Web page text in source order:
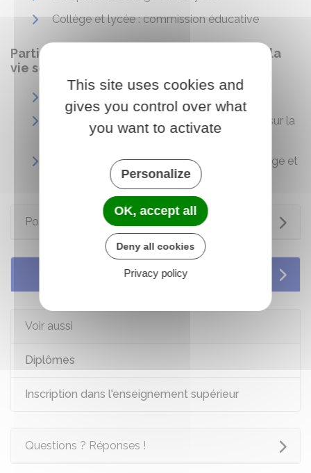
Collège et lycée : commission éducative
Participation des élèves et des parents à la
vie scolaire
Collège et lycée : information des parents sur la
scolarité de leur enfant
Représentants des parents d'élèves - Collège et
Pour en savoir plus
Services en ligne et formulaires
Voir aussi
Diplômes
Inscription dans l'enseignement supérieur
Questions ? Réponses !
This site uses cookies and
gives you control over what
you want to activate
Personalize
OK, accept all
Deny all cookies
Privacy policy